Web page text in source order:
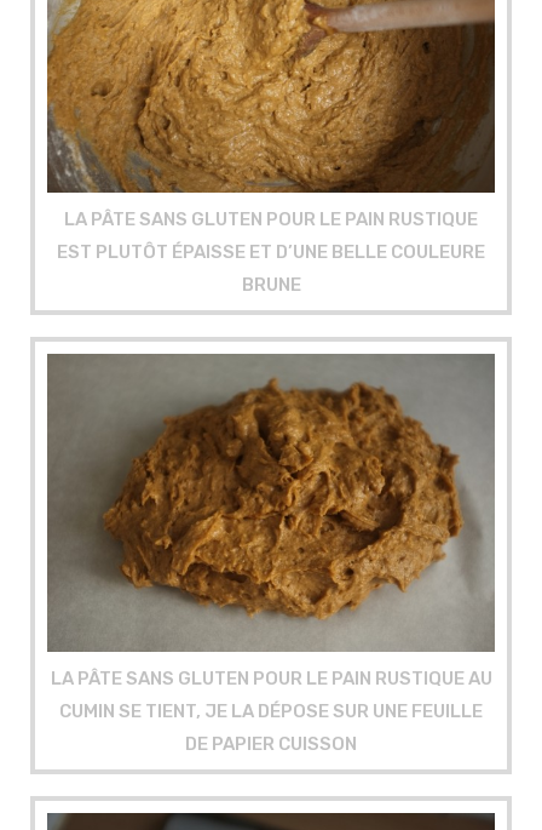
LA PÂTE SANS GLUTEN POUR LE PAIN RUSTIQUE
EST PLUTÔT ÉPAISSE ET D’UNE BELLE COULEURE
BRUNE
LA PÂTE SANS GLUTEN POUR LE PAIN RUSTIQUE AU
CUMIN SE TIENT, JE LA DÉPOSE SUR UNE FEUILLE
DE PAPIER CUISSON